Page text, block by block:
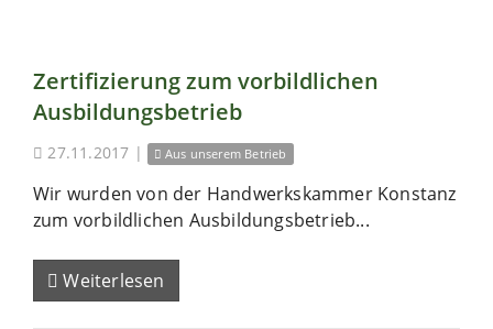
Zertifizierung zum vorbildlichen
Ausbildungsbetrieb
27.11.2017 | Aus unserem Betrieb
Wir wurden von der Handwerkskammer Konstanz
zum vorbildlichen Ausbildungsbetrieb...
Weiterlesen